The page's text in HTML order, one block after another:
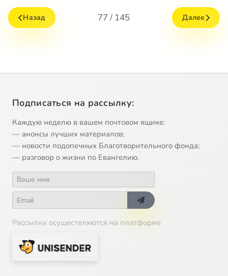
Назад 77 / 145 Далее
Подписаться на рассылку:
Каждую неделю в вашем почтовом ящике:
— анонсы лучших материалов;
— новости подопечных Благотворительного фонда;
— разговор о жизни по Евангелию.
Рассылки осуществляются на платформе